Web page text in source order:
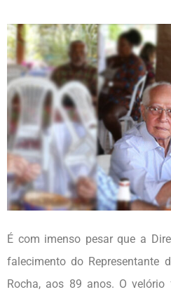
É com imenso pesar que a
falecimento do Representante
Rocha, aos 89 anos. O